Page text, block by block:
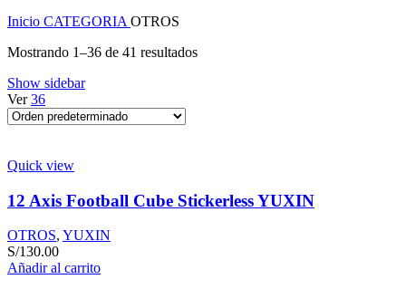
Inicio CATEGORIA OTROS
Mostrando 1–36 de 41 resultados
Show sidebar
Ver36
Quick view
12 Axis Football Cube Stickerless YUXIN
OTROS, YUXIN
S/130.00
Añadir al carrito